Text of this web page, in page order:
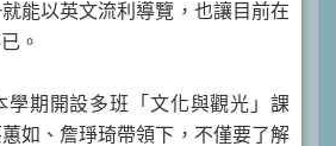
能以英文流利導覽，也讓目前在
。
學期開設多班「文化與觀光」課
如、詹琤琦帶領下，不僅要了解